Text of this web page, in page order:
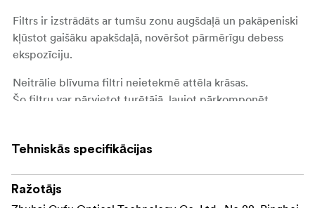
Filtrs ir izstrādāts ar tumšu zonu augšdaļā un pakāpeniski
kļūstot gaišāku apakšdaļā, novēršot pārmērīgu debess
ekspozīciju.
Neitrālie blīvuma filtri neietekmē attēla krāsas.
Šo filtru var pārvietot turētājā, ļaujot pārkomponēt
Neitrālais blīvuma filtrs ar vidēji izteiktu pārejas līniju ir
elementi, kas izceļas pret debesu fonu.
Tehniskās specifikācijas
Ražotājs